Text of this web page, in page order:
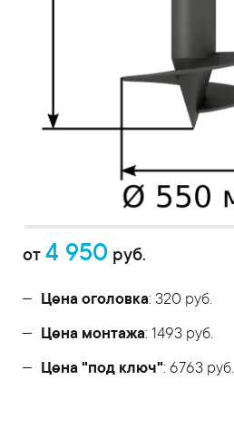
от 4 950 руб.
Цена оголовка: 320 руб.
Цена монтажа: 1493 руб.
Цена "под ключ": 6763 руб.